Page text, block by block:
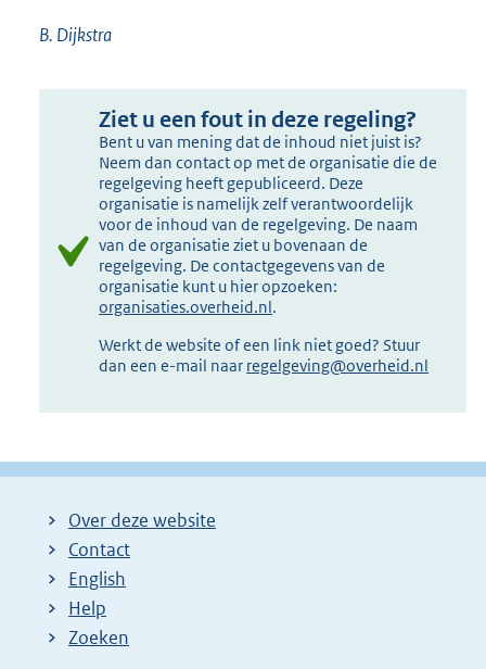
B. Dijkstra
Ziet u een fout in deze regeling?
Bent u van mening dat de inhoud niet juist is?
Neem dan contact op met de organisatie die de
regelgeving heeft gepubliceerd. Deze
organisatie is namelijk zelf verantwoordelijk
voor de inhoud van de regelgeving. De naam
van de organisatie ziet u bovenaan de
regelgeving. De contactgegevens van de
organisatie kunt u hier opzoeken:
organisaties.overheid.nl.
Werkt de website of een link niet goed? Stuur
dan een e-mail naar regelgeving@overheid.nl
Over deze website
Contact
English
Help
Zoeken